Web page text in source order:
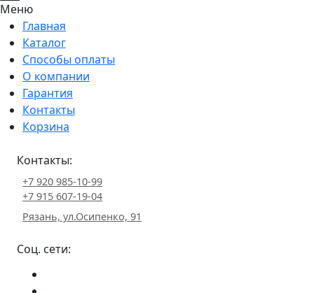
Меню
Главная
Каталог
Способы оплаты
О компании
Гарантия
Контакты
Корзина
Контакты:
+7 920 985-10-99
+7 915 607-19-04
Рязань, ул.Осипенко, 91
Соц. сети: